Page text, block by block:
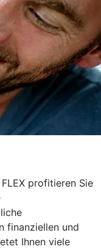
profitieren Sie
finanziellen und
Ihnen viele